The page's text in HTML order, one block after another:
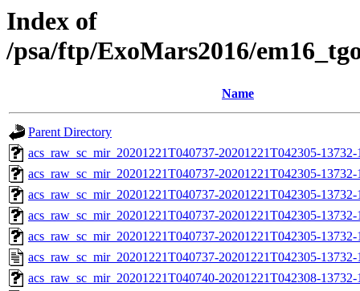
Index of
/psa/ftp/ExoMars2016/
Name
Parent Directory
acs_raw_sc_mir_20201221T040737-20201221T042305-
acs_raw_sc_mir_20201221T040737-20201221T042305-
acs_raw_sc_mir_20201221T040737-20201221T042305-
acs_raw_sc_mir_20201221T040737-20201221T042305-
acs_raw_sc_mir_20201221T040737-20201221T042305-
acs_raw_sc_mir_20201221T040737-20201221T042305-
acs_raw_sc_mir_20201221T040740-20201221T042308-